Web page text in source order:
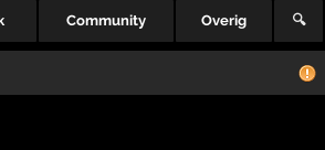
Community Overig 🔍